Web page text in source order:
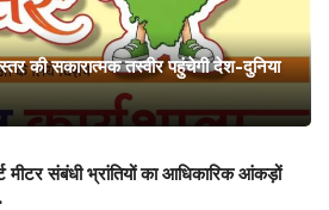
की सकारात्मक तस्वीर पहुंचेगी देश-दुनिया
मीटर संबंधी भ्रांतियों का आधिकारिक आंकड़ों